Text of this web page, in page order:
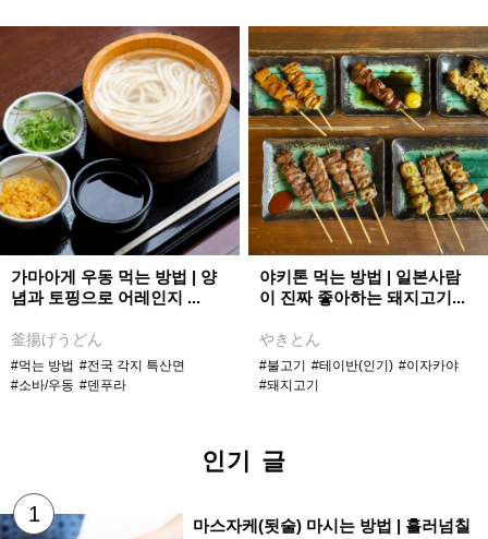
가마아게 우동 먹는 방법 | 양
념과 토핑으로 어레인지 ...
釜揚げうどん
#먹는 방법 #전국 각지 특산면
#소바/우동 #덴푸라
야키톤 먹는 방법 | 일본사람
이 진짜 좋아하는 돼지고기...
やきとん
#불고기 #테이반(인기) #이자카야
#돼지고기
인기 글
마스자케(됫술) 마시는 방법 | 흘러넘칠